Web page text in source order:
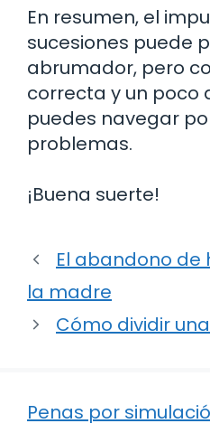
En resumen, el
sucesiones puede
abrumador, pero
correcta y un poco
puedes navegar
problemas.
¡Buena suerte!
El abandono de
la madre
Cómo dividir
Penas por